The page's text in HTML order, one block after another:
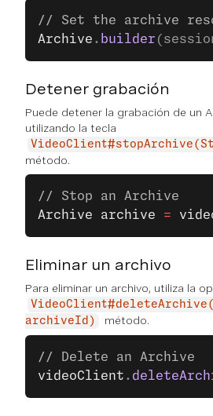
// Set the archive
Archive . builder
Detener grabación
Puede detener la grabación de un
utilizando la tecla
método.
// Stop an Archive
Archive archive =
Eliminar un archivo
Para eliminar un archivo, utiliza la
archiveId)
método.
// Delete an Archive
videoClient .